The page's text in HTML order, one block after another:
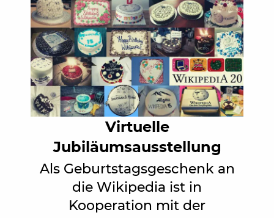
Virtuelle
Jubiläumsausstellung
Als Geburtstagsgeschenk an
die Wikipedia ist in
Kooperation mit der